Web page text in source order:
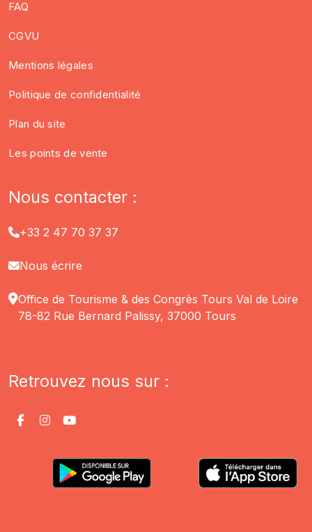
FAQ
CGVU
Mentions légales
Politique de confidentialité
Plan du site
Les points de vente
Nous contacter :
+33 2 47 70 37 37
Nous écrire
Office de Tourisme & des Congrès Tours Val de Loire
78-82 Rue Bernard Palissy, 37000 Tours
Retrouvez nous sur :